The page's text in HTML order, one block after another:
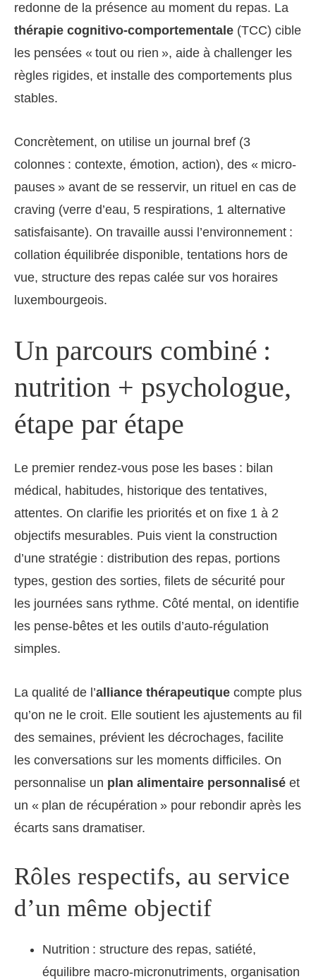
redonne de la présence au moment du repas. La
thérapie cognitivo-comportementale (TCC) cible
les pensées « tout ou rien », aide à challenger les
règles rigides, et installe des comportements plus
stables.
Concrètement, on utilise un journal bref (3
colonnes : contexte, émotion, action), des « micro-
pauses » avant de se resservir, un rituel en cas de
craving (verre d’eau, 5 respirations, 1 alternative
satisfaisante). On travaille aussi l’environnement :
collation équilibrée disponible, tentations hors de
vue, structure des repas calée sur vos horaires
luxembourgeois.
Un parcours combiné :
nutrition + psychologue,
étape par étape
Le premier rendez-vous pose les bases : bilan
médical, habitudes, historique des tentatives,
attentes. On clarifie les priorités et on fixe 1 à 2
objectifs mesurables. Puis vient la construction
d’une stratégie : distribution des repas, portions
types, gestion des sorties, filets de sécurité pour
les journées sans rythme. Côté mental, on identifie
les pense-bêtes et les outils d’auto-régulation
simples.
La qualité de l’alliance thérapeutique compte plus
qu’on ne le croit. Elle soutient les ajustements au fil
des semaines, prévient les décrochages, facilite
les conversations sur les moments difficiles. On
personnalise un plan alimentaire personnalisé et
un « plan de récupération » pour rebondir après les
écarts sans dramatiser.
Rôles respectifs, au service
d’un même objectif
Nutrition : structure des repas, satiété,
équilibre macro‑micronutriments, organisation